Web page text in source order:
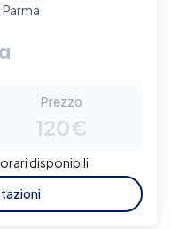
Prezzo
120€
disponibili